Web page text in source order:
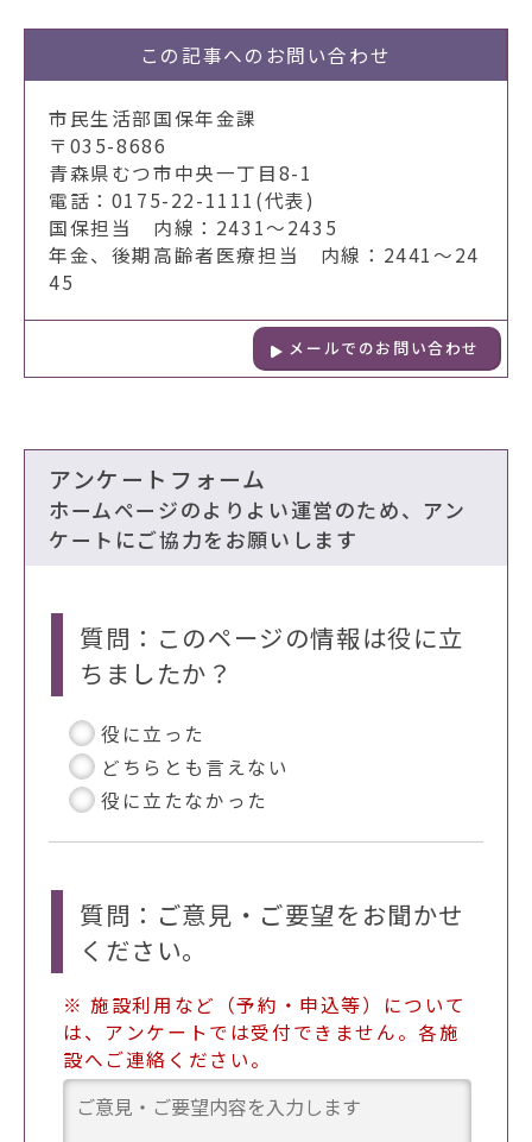
この記事への お問い合わせ
市民生活部国保年金課
〒035-8686
青森県むつ市中央一丁目8-1
電話：0175-22-1111(代表)
国保担当 内線：2431～2435
年金、後期高齢者医療担当 内線：2441～24
45
メールでのお問い合わせ
アンケートフォーム
ホームページのよりよい運営のため、アン
ケートにご協力をお願いします
質問：このページの情報は役に立
ちましたか？
役に立った
どちらとも言えない
役に立たなかった
質問：ご意見・ご要望をお聞かせ
ください。
※ 施設利用など（予約・申込等）について
は、アンケートでは受付できません。各施
設へご連絡ください。